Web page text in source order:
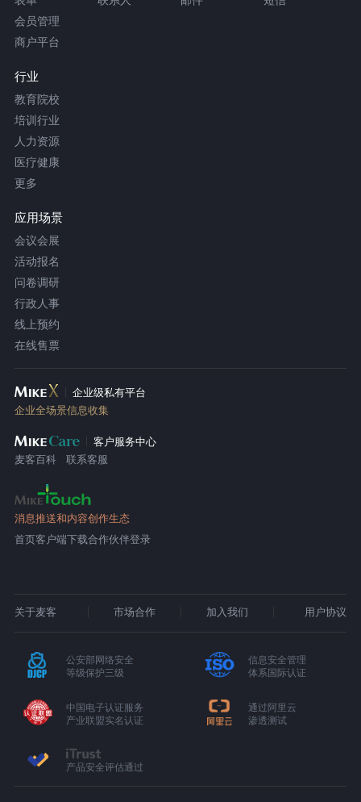
会员管理
商户平台
行业
教育院校
培训行业
人力资源
医疗健康
更多
应用场景
会议会展
活动报名
问卷调研
行政人事
线上预约
在线售票
企业级私有平台
企业全场景信息收集
客户服务中心
麦客百科
联系客服
消息推送和内容创作生态
首页客户端下载合作伙伴登录
关于麦客 市场合作 加入我们 用户协议
公安部网络安全
等级保护三级
信息安全管理
体系国际认证
中国电子认证服务
产业联盟实名认证
通过阿里云
渗透测试
产品安全评估通过